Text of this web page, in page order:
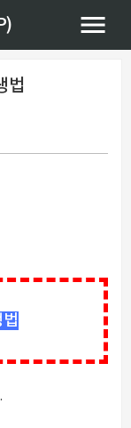
법